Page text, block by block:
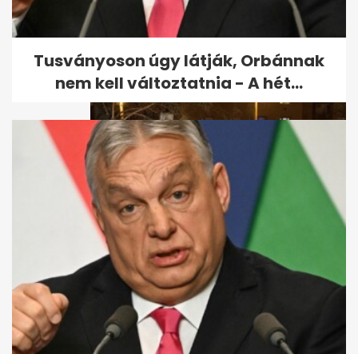
Az év eseménye: III. Károly brit
király koronázása
Képeken a hét jelentősebb
hírei
Tusványoson úgy látják, Orbánnak
nem kell változtatnia - A hét...